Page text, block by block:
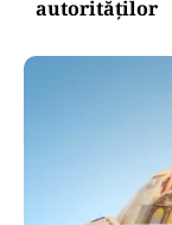
autorităților